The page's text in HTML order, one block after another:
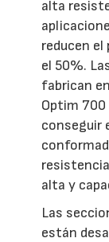
alta
reducen el
el 50%.
fabrican
Optim 700
conseguir
alta y
Las
están